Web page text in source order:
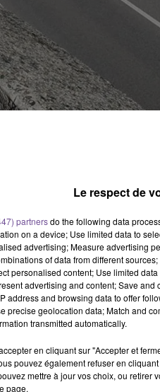
dans les deux sens
des usagers. Cette portion
68 « Etagnac »)
la RN 141 au niveau de
EN PLACE
les deux sens de circulation :
puis la D951 en direction de
entre Bellac et Confolens
Le respect de
partnersdo the following data
on a device; Use limited data to
advertising; Measure advertising
of data from different
personalised content; Use limited
advertising and content; Save
address and browsing data to offer
precise geolocation data; Match and
transmitted automatically.
en cliquant sur "Accepter et
pouvez également refuser en
mettre à jour vos choix, ou retirer
page.